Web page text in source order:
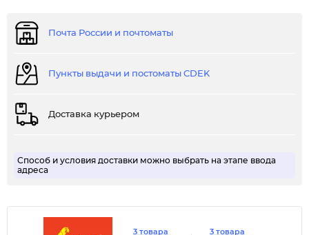
Почта России и почтоматы
Пункты выдачи и постоматы CDEK
Доставка курьером
Способ и условия доставки можно выбрать на этапе ввода
адреса
3 товара
3 товара